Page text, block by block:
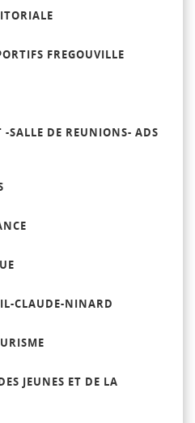
FREGOUVILLE
-SALLE DE REUNIONS- ADS
CLAUDE-NINARD
JEUNES ET DE LA